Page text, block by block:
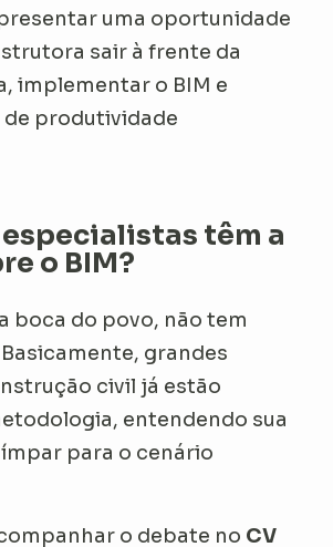
uma oportunidade
sair à frente da
implementar o BIM e
produtividade
especialistas têm a
o BIM?
boca do povo, não tem
grandes
civil já estão
entendendo sua
para o cenário
o debate no CV